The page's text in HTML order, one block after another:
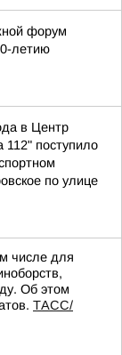
форум
летию
в Центр
112" поступило
по улице
числе для
Об этом
ТАСС/